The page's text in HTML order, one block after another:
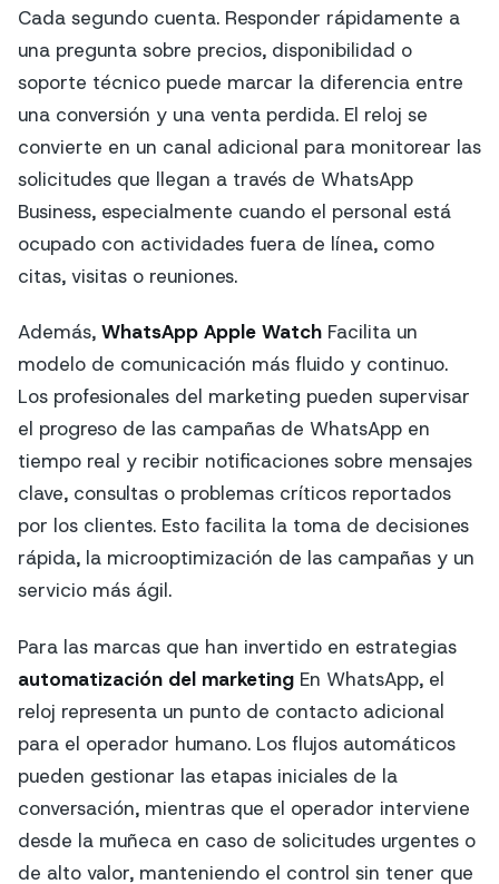
Cada segundo cuenta. Responder rápidamente a
una pregunta sobre precios, disponibilidad o
soporte técnico puede marcar la diferencia entre
una conversión y una venta perdida. El reloj se
convierte en un canal adicional para monitorear las
solicitudes que llegan a través de WhatsApp
Business, especialmente cuando el personal está
ocupado con actividades fuera de línea, como
citas, visitas o reuniones.
Además, WhatsApp Apple Watch Facilita un
modelo de comunicación más fluido y continuo.
Los profesionales del marketing pueden supervisar
el progreso de las campañas de WhatsApp en
tiempo real y recibir notificaciones sobre mensajes
clave, consultas o problemas críticos reportados
por los clientes. Esto facilita la toma de decisiones
rápida, la microoptimización de las campañas y un
servicio más ágil.
Para las marcas que han invertido en estrategias
automatización del marketing En WhatsApp, el
reloj representa un punto de contacto adicional
para el operador humano. Los flujos automáticos
pueden gestionar las etapas iniciales de la
conversación, mientras que el operador interviene
desde la muñeca en caso de solicitudes urgentes o
de alto valor, manteniendo el control sin tener que